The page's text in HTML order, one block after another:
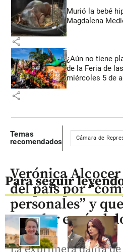
Murió la bebé
Magdalena
share
¿Aún no tiene
de la Feria de
miércoles 5 de
share
Temas
recomendados
Cámara de
Para seguir
Verónica
del país por
personales” y
atender
La exprimera dama